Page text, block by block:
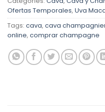
Ofertas Temporales, Uva
Tags: cava, cava
online, comprar champagne